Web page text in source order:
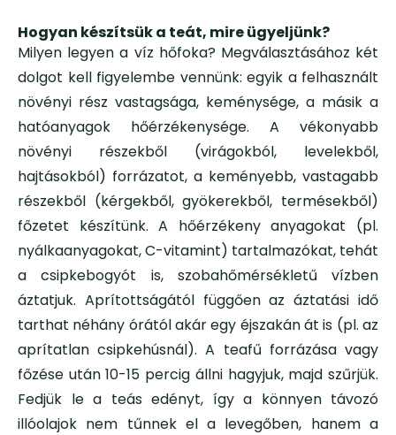
Hogyan készítsük a teát, mire ügyeljünk?
Milyen legyen a víz hőfoka? Megválasztásához két
dolgot kell figyelembe vennünk: egyik a felhasznált
növényi rész vastagsága, keménysége, a másik a
hatóanyagok hőérzékenysége. A vékonyabb
növényi részekből (virágokból, levelekből,
hajtásokból) forrázatot, a keményebb, vastagabb
részekből (kérgekből, gyökerekből, termésekből)
főzetet készítünk. A hőérzékeny anyagokat (pl.
nyálkaanyagokat, C-vitamint) tartalmazókat, tehát
a csipkebogyót is, szobahőmérsékletű vízben
áztatjuk. Aprítottságától függően az áztatási idő
tarthat néhány órától akár egy éjszakán át is (pl. az
aprítatlan csipkehúsnál).A teafű forrázása vagy
főzése után 10-15 percig állni hagyjuk, majd szűrjük.
Fedjük le a teás edényt, így a könnyen távozó
illóolajok nem tűnnek el a levegőben, hanem a